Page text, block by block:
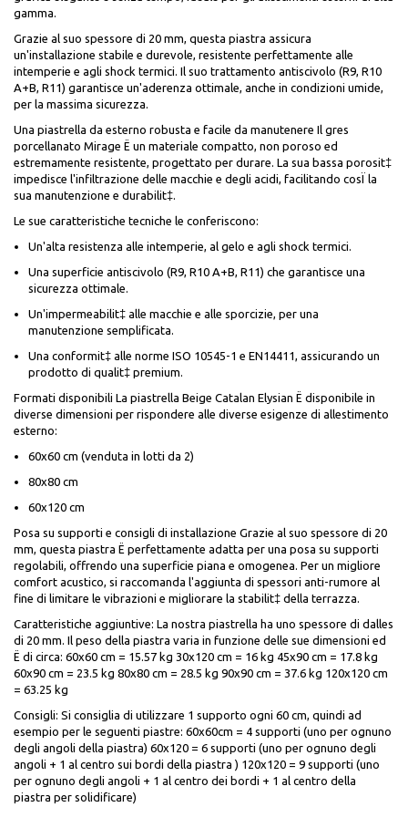
gamma.
Grazie al suo spessore di 20 mm, questa piastra assicura
un'installazione stabile e durevole, resistente perfettamente alle
intemperie e agli shock termici. Il suo trattamento antiscivolo (R9, R10
A+B, R11) garantisce un'aderenza ottimale, anche in condizioni umide,
per la massima sicurezza.
Una piastrella da esterno robusta e facile da manutenere Il gres
porcellanato Mirage Ë un materiale compatto, non poroso ed
estremamente resistente, progettato per durare. La sua bassa porosit‡
impedisce l'infiltrazione delle macchie e degli acidi, facilitando cosÏ la
sua manutenzione e durabilit‡.
Le sue caratteristiche tecniche le conferiscono:
Un'alta resistenza alle intemperie, al gelo e agli shock termici.
Una superficie antiscivolo (R9, R10 A+B, R11) che garantisce una
sicurezza ottimale.
Un'impermeabilit‡ alle macchie e alle sporcizie, per una
manutenzione semplificata.
Una conformit‡ alle norme ISO 10545-1 e EN14411, assicurando un
prodotto di qualit‡ premium.
Formati disponibili La piastrella Beige Catalan Elysian Ë disponibile in
diverse dimensioni per rispondere alle diverse esigenze di allestimento
esterno:
60x60 cm (venduta in lotti da 2)
80x80 cm
60x120 cm
Posa su supporti e consigli di installazione Grazie al suo spessore di 20
mm, questa piastra Ë perfettamente adatta per una posa su supporti
regolabili, offrendo una superficie piana e omogenea. Per un migliore
comfort acustico, si raccomanda l'aggiunta di spessori anti-rumore al
fine di limitare le vibrazioni e migliorare la stabilit‡ della terrazza.
Caratteristiche aggiuntive: La nostra piastrella ha uno spessore di dalles
di 20 mm. Il peso della piastra varia in funzione delle sue dimensioni ed
Ë di circa: 60x60 cm = 15.57 kg 30x120 cm = 16 kg 45x90 cm = 17.8 kg
60x90 cm = 23.5 kg 80x80 cm = 28.5 kg 90x90 cm = 37.6 kg 120x120 cm
= 63.25 kg
Consigli: Si consiglia di utilizzare 1 supporto ogni 60 cm, quindi ad
esempio per le seguenti piastre: 60x60cm = 4 supporti (uno per ognuno
degli angoli della piastra) 60x120 = 6 supporti (uno per ognuno degli
angoli + 1 al centro sui bordi della piastra ) 120x120 = 9 supporti (uno
per ognuno degli angoli + 1 al centro dei bordi + 1 al centro della
piastra per solidificare)